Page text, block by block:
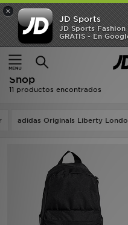
×
JD Sports
JD Sports Fashion
GRATIS - En
Página principal
Niños
Niños - Adidas
Shop
11 productos encontrados
adidas Originals Liberty
Hombre
Mujer
Niños
Deportes & Fitness
JD Fútbol